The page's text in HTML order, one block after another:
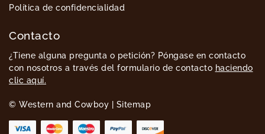
Política de confidencialidad
Contacto
¿Tiene alguna pregunta o petición? Póngase en contacto
con nosotros a través del formulario de contacto haciendo
clic aquí.
© Western and Cowboy | Sitemap